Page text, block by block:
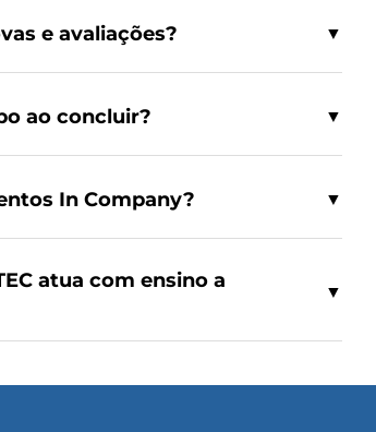
e avaliações? ▼
ao concluir? ▼
In Company? ▼
atua com ensino a
▼